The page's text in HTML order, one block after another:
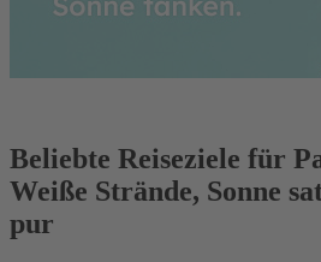
Beliebte Reiseziele für
Weiße Strände, Sonne
pur